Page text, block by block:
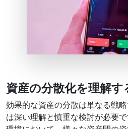
資産の分散化を理解す
効果的な資産の分散は単なる戦
は深い理解と慎重な検討が必要